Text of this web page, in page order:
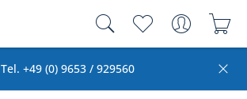
Tel. +49 (0) 9653 / 929560